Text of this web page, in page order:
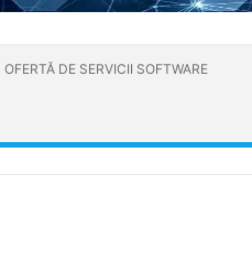
OFERTĂ DE SERVICII SOFTWARE